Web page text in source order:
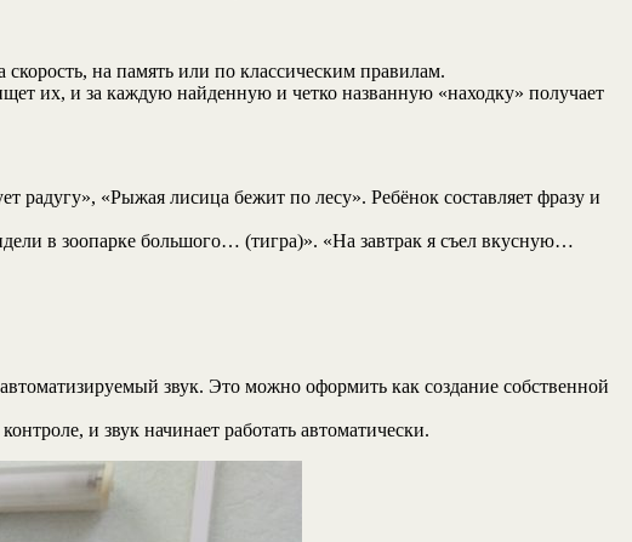
на память или по классическим правилам.
их, и за каждую найденную и четко названную «находку» получает
«Рыжая лисица бежит по лесу». Ребёнок составляет фразу и
в зоопарке большого… (тигра)». «На завтрак я съел вкусную…
звук. Это можно оформить как создание собственной
и звук начинает работать автоматически.